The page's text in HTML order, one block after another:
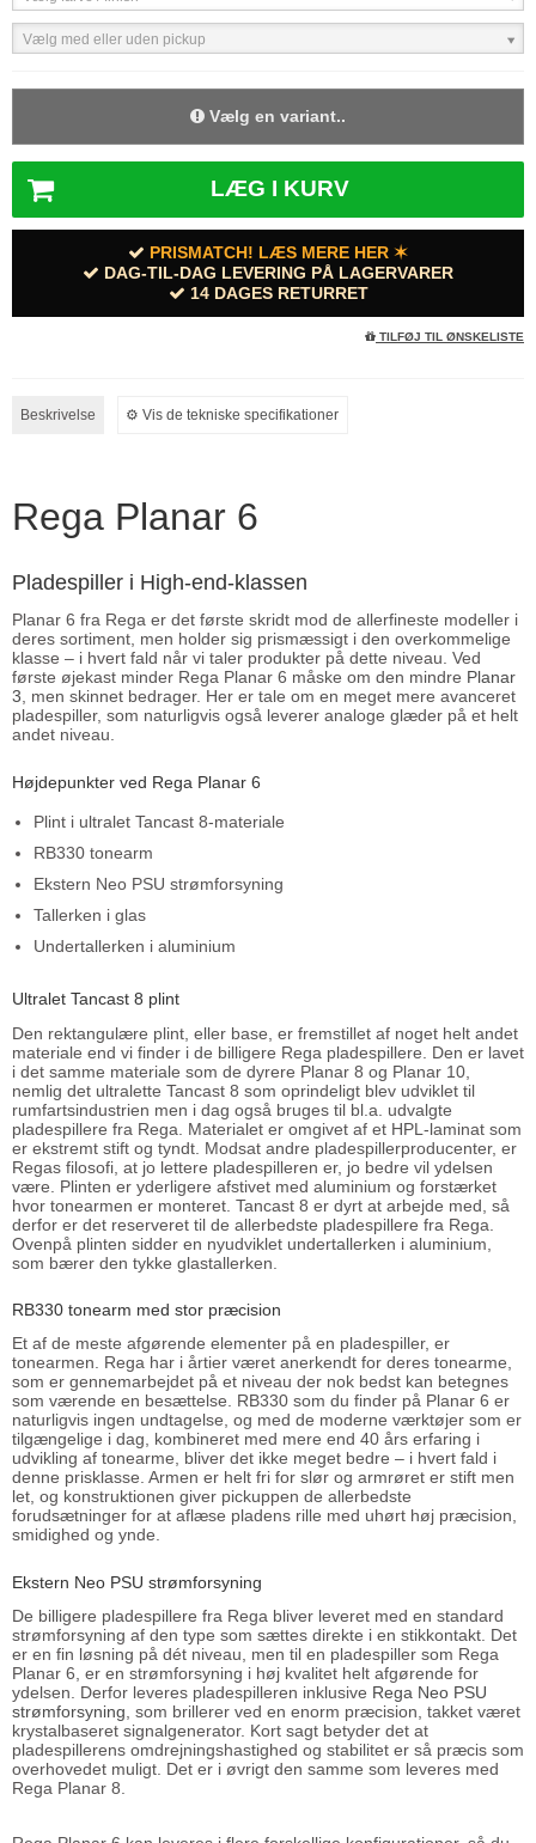
Vælg med eller uden pickup
Vælg en variant..
LÆG I KURV
PRISMATCH! LÆS MERE HER ✶
DAG-TIL-DAG LEVERING PÅ LAGERVARER
14 DAGES RETURRET
TILFØJ TIL ØNSKELISTE
Beskrivelse ⚙︎ Vis de tekniske specifikationer
Rega Planar 6
Pladespiller i High-end-klassen
Planar 6 fra Rega er det første skridt mod de allerfineste modeller i
deres sortiment, men holder sig prismæssigt i den overkommelige
klasse – i hvert fald når vi taler produkter på dette niveau. Ved
første øjekast minder Rega Planar 6 måske om den mindre Planar
3, men skinnet bedrager. Her er tale om en meget mere avanceret
pladespiller, som naturligvis også leverer analoge glæder på et helt
andet niveau.
Højdepunkter ved Rega Planar 6
Plint i ultralet Tancast 8-materiale
RB330 tonearm
Ekstern Neo PSU strømforsyning
Tallerken i glas
Undertallerken i aluminium
Ultralet Tancast 8 plint
Den rektangulære plint, eller base, er fremstillet af noget helt andet
materiale end vi finder i de billigere Rega pladespillere. Den er lavet
i det samme materiale som de dyrere Planar 8 og Planar 10,
nemlig det ultralette Tancast 8 som oprindeligt blev udviklet til
rumfartsindustrien men i dag også bruges til bl.a. udvalgte
pladespillere fra Rega. Materialet er omgivet af et HPL-laminat som
er ekstremt stift og tyndt. Modsat andre pladespillerproducenter, er
Regas filosofi, at jo lettere pladespilleren er, jo bedre vil ydelsen
være. Plinten er yderligere afstivet med aluminium og forstærket
hvor tonearmen er monteret. Tancast 8 er dyrt at arbejde med, så
derfor er det reserveret til de allerbedste pladespillere fra Rega.
Ovenpå plinten sidder en nyudviklet undertallerken i aluminium,
som bærer den tykke glastallerken.
RB330 tonearm med stor præcision
Et af de meste afgørende elementer på en pladespiller, er
tonearmen. Rega har i årtier været anerkendt for deres tonearme,
som er gennemarbejdet på et niveau der nok bedst kan betegnes
som værende en besættelse. RB330 som du finder på Planar 6 er
naturligvis ingen undtagelse, og med de moderne værktøjer som er
tilgængelige i dag, kombineret med mere end 40 års erfaring i
udvikling af tonearme, bliver det ikke meget bedre – i hvert fald i
denne prisklasse. Armen er helt fri for slør og armrøret er stift men
let, og konstruktionen giver pickuppen de allerbedste
forudsætninger for at aflæse pladens rille med uhørt høj præcision,
smidighed og ynde.
Ekstern Neo PSU strømforsyning
De billigere pladespillere fra Rega bliver leveret med en standard
strømforsyning af den type som sættes direkte i en stikkontakt. Det
er en fin løsning på dét niveau, men til en pladespiller som Rega
Planar 6, er en strømforsyning i høj kvalitet helt afgørende for
ydelsen. Derfor leveres pladespilleren inklusive Rega Neo PSU
strømforsyning , som brillerer ved en enorm præcision, takket været
krystalbaseret signalgenerator. Kort sagt betyder det at
pladespillerens omdrejningshastighed og stabilitet er så præcis som
overhovedet muligt. Det er i øvrigt den samme som leveres med
Rega Planar 8.